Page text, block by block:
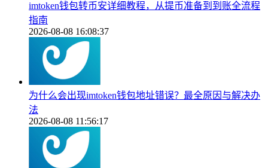
imtoken钱包转币安详细教程，从提币准备到到账全流程
指南
2026-08-08 16:08:37
为什么会出现imtoken钱包地址错误？最全原因与解决办
法
2026-08-08 11:56:17